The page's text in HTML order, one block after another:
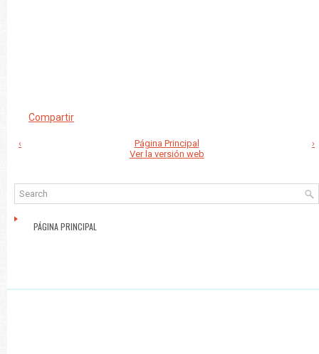
Compartir
‹ ›
Página Principal
Ver la versión web
PÁGINA PRINCIPAL